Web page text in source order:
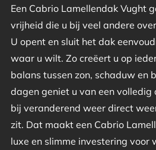
Een Cabrio Lamellendak Vught
vrijheid die u bij veel andere
U opent en sluit het dak
waar u wilt. Zo creëert u op
balans tussen zon, schaduw en
dagen geniet u van een volledig
bij veranderend weer direct
zit. Dat maakt een Cabrio
luxe en slimme investering voor